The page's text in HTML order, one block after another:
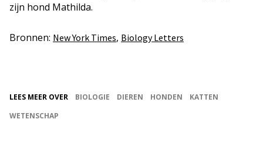
zijn hond Mathilda.
Bronnen: New York Times, Biology Letters
LEES MEER OVER BIOLOGIE DIEREN HONDEN
KATTEN
WETENSCHAP